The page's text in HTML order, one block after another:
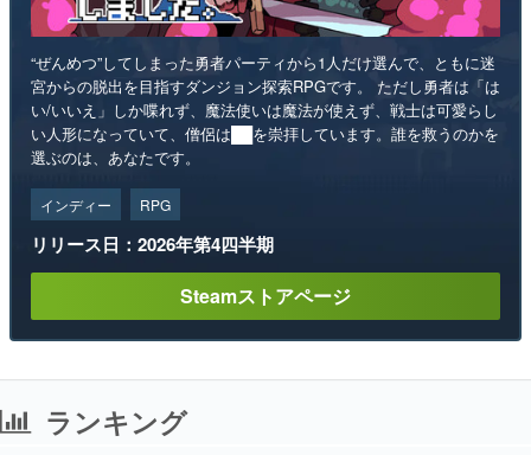
い/いいえ」しか喋れず、魔法使いは魔法が使えず、戦士は可愛らし
選ぶのは、あなたです。
インディー RPG
リリース日：2026年第4四半期
ランキング
1